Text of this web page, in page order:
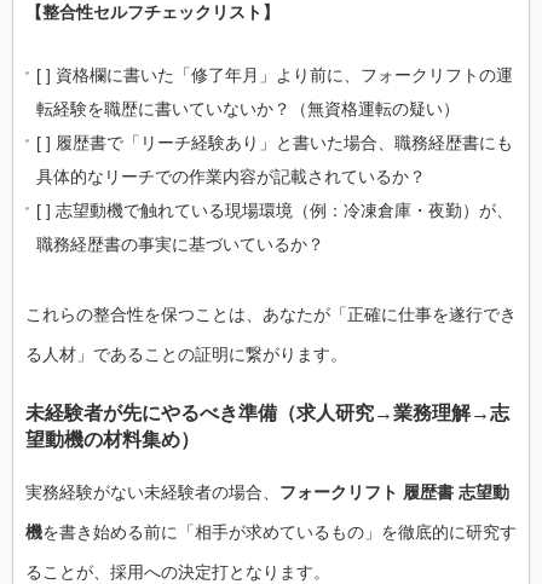
【整合性セルフチェックリスト】
[ ] 資格欄に書いた「修了年月」より前に、フォークリフトの運
転経験を職歴に書いていないか？（無資格運転の疑い）
[ ] 履歴書で「リーチ経験あり」と書いた場合、職務経歴書にも
具体的なリーチでの作業内容が記載されているか？
[ ] 志望動機で触れている現場環境（例：冷凍倉庫・夜勤）が、
職務経歴書の事実に基づいているか？
これらの整合性を保つことは、あなたが「正確に仕事を遂行でき
る人材」であることの証明に繋がります。
未経験者が先にやるべき準備（求人研究→業務理解→志
望動機の材料集め）
実務経験がない未経験者の場合、 フォークリフト 履歴書 志望動
機を書き始める前に「相手が求めているもの」を徹底的に研究す
ることが、採用への決定打となります。